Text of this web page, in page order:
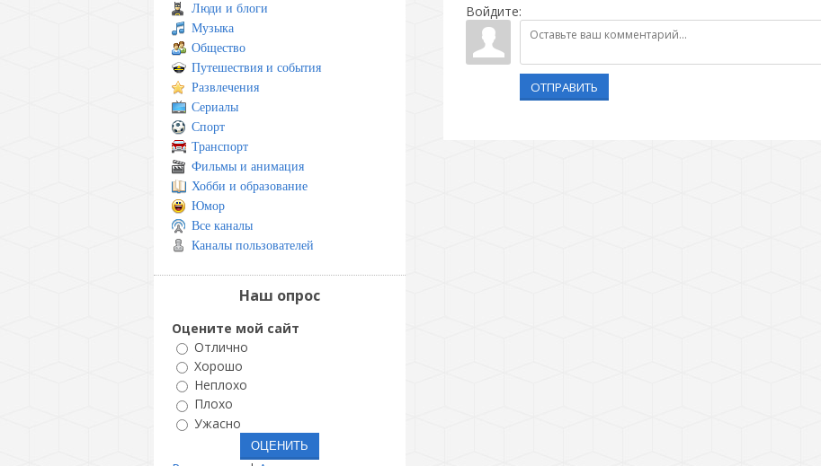
Войдите:
ОТПРАВИТЬ
Люди и блоги
Музыка
Общество
Путешествия и события
Развлечения
Сериалы
Спорт
Транспорт
Фильмы и анимация
Хобби и образование
Юмор
Все каналы
Каналы пользователей
Наш опрос
Оцените мой сайт
Отлично
Хорошо
Неплохо
Плохо
Ужасно